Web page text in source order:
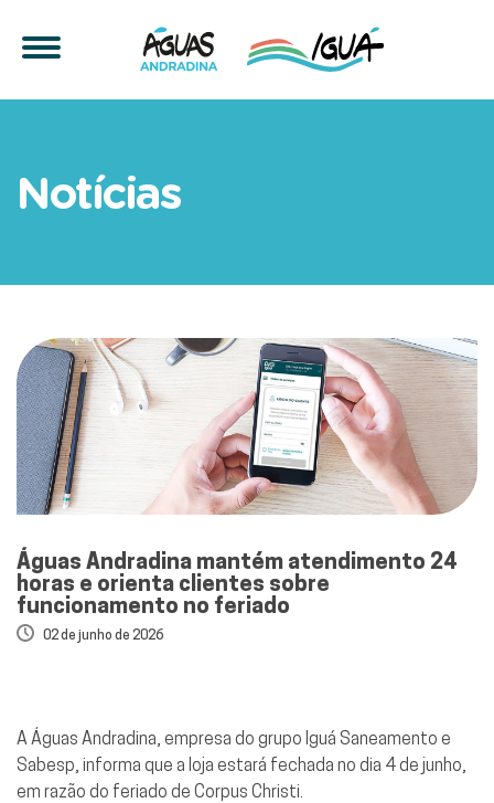
Notícias
Águas Andradina mantém atendimento 24
horas e orienta clientes sobre
funcionamento no feriado
02 de junho de 2026
A Águas Andradina, empresa do grupo Iguá Saneamento e
Sabesp, informa que a loja estará fechada no dia 4 de junho,
em razão do feriado de Corpus Christi.